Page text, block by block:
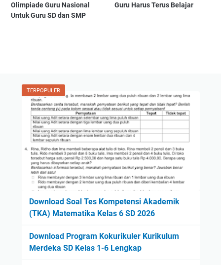
Olimpiade Guru Nasional
Untuk Guru SD dan SMP
Guru Harus Terus Belajar
TERPOPULER
Download Soal Tes Kompetensi Akademik
(TKA) Matematika Kelas 6 SD 2026
Download Program Kokurikuler Kurikulum
Merdeka SD Kelas 1-6 Lengkap